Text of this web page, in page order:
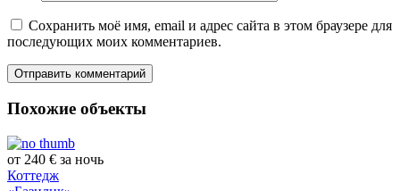
Сохранить моё имя, email и адрес сайта в этом браузере для
последующих моих комментариев.
Похожие объекты
от 240 € за ночь
Коттедж